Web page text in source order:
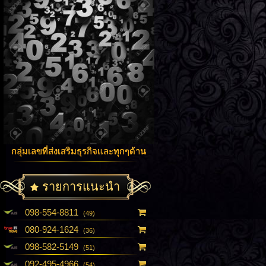
กลุ่มเลขที่ส่งเสริมธุรกิจและทุกๆด้าน
รายการแนะนำ
098-554-8811 (49)
080-924-1624 (36)
098-582-5149 (51)
092-495-4966 (54)